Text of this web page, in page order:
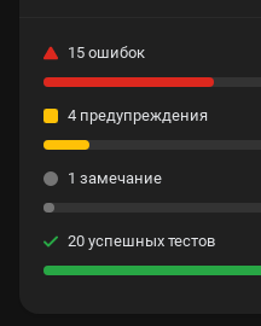
15 ошибок
4 предупреждения
1 замечание
20 успешных тестов